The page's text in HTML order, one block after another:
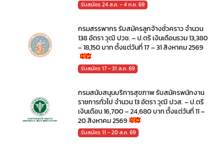
รับสมัคร 24 ส.ค. - 4 ก.ย. 69
กรมสรรพากร รับสมัครลูกจ้างชั่วคราว จำนวน
138 อัตรา วุฒิ ปวช. – ป.ตรี เงินเดือนรวม 13,380
– 18,150 บาท ตั้งแต่วันที่ 17 – 31 สิงหาคม 2569
รับสมัคร 17 - 31 ส.ค. 69
กรมสนับสนุนบริการสุขภาพ รับสมัครพนักงาน
ราชการทั่วไป จำนวน 13 อัตรา วุฒิ ปวส. – ป.ตรี
เงินเดือน 16,700 – 24,680 บาท ตั้งแต่วันที่ 11 –
20 สิงหาคม 2569
รับสมัคร 11 - 20 ส.ค. 69